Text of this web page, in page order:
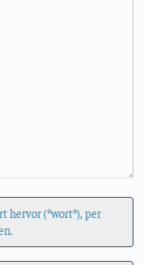
hervor (*wort*), per